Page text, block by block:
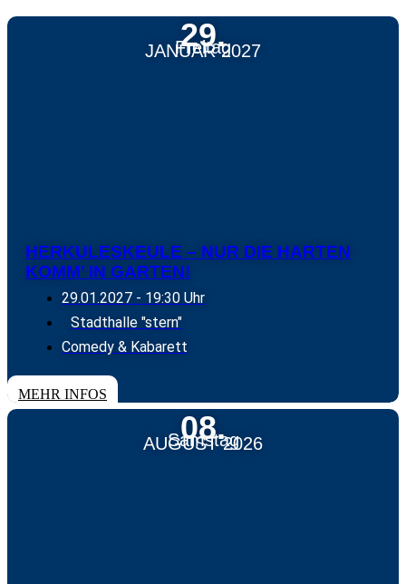
29.
JANUAR 2027
Freitag
HERKULESKEULE – NUR DIE HARTEN
KOMM’ IN GARTEN!
29.01.2027 - 19:30 Uhr
Stadthalle "stern"
Comedy & Kabarett
TICKETS
MEHR INFOS
08.
AUGUST 2026
Samstag